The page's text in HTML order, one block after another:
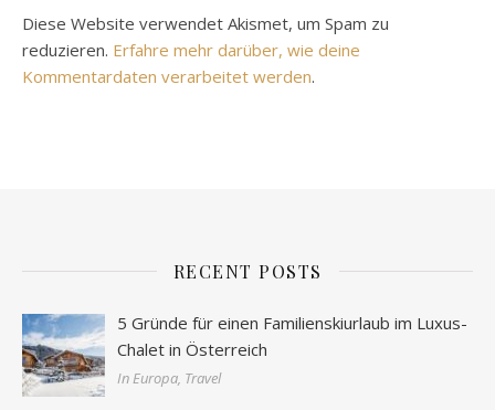
Diese Website verwendet Akismet, um Spam zu
reduzieren. Erfahre mehr darüber, wie deine
Kommentardaten verarbeitet werden.
RECENT POSTS
5 Gründe für einen Familienskiurlaub im Luxus-
Chalet in Österreich
In Europa, Travel